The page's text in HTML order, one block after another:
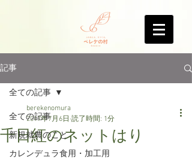
記事
全ての記事
新規就農のこと
カレンデュラ食用・加工用
全ての記事
千日紅のネットはり
berekenomura
2017年7月6日 読了時間: 1分